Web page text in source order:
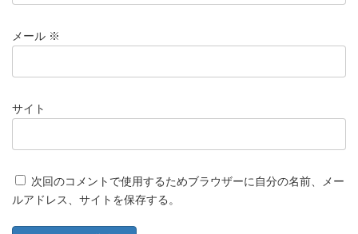
メール ※
サイト
次回のコメントで使用するためブラウザーに自分の名前、メー
ルアドレス、サイトを保存する。